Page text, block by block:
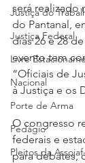
Justiça do
Justiça Federal
Livre
Nacional
Porte de Arma
Pedágio
Pleitos da
será realizado
do Pantanal,
dias 26 e 28
evento tem
“Oficiais de
à Justiça e os
O congresso
federais e
para debates,